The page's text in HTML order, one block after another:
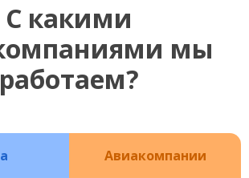
С какими
мы
работаем?
Авиакомпании